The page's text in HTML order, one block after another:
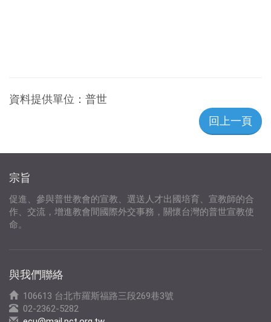
資料提供單位： 普世
回上一頁
宗旨
促進、參與普世教會的宣教、選送人才出國培育、宣教師的合
作、交流，增進教會間國際外交事務，關懷台灣的普世宣教使
命。
與我們聯絡
106613 台北市羅斯福路三段269巷3號
02-2362-5282